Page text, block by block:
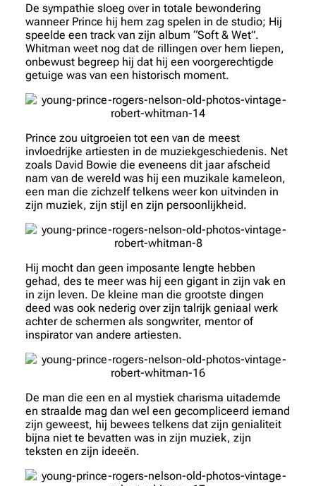
De sympathie sloeg over in totale bewondering
wanneer Prince hij hem zag spelen in de studio; Hij
speelde een track van zijn album “Soft & Wet”.
Whitman weet nog dat de rillingen over hem liepen,
onbewust begreep hij dat hij een voorgerechtigde
getuige was van een historisch moment.
Prince zou uitgroeien tot een van de meest
invloedrijke artiesten in de muziekgeschiedenis. Net
zoals David Bowie die eveneens dit jaar afscheid
nam van de wereld was hij een muzikale kameleon,
een man die zichzelf telkens weer kon uitvinden in
zijn muziek, zijn stijl en zijn persoonlijkheid.
Hij mocht dan geen imposante lengte hebben
gehad, des te meer was hij een gigant in zijn vak en
in zijn leven. De kleine man die grootste dingen
deed was ook nederig over zijn talrijk geniaal werk
achter de schermen als songwriter, mentor of
inspirator van andere artiesten.
De man die een en al mystiek charisma uitademde
en straalde mag dan wel een gecompliceerd iemand
zijn geweest, hij bewees telkens dat zijn genialiteit
bijna niet te bevatten was in zijn muziek, zijn
teksten en zijn ideeën.